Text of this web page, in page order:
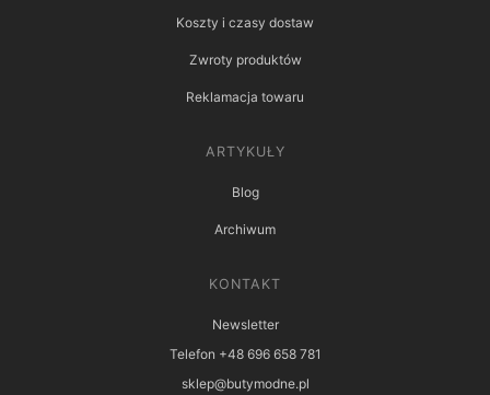
Koszty i czasy dostaw
Zwroty produktów
Reklamacja towaru
ARTYKUŁY
Blog
Archiwum
KONTAKT
Newsletter
Telefon +48 696 658 781
sklep@butymodne.pl